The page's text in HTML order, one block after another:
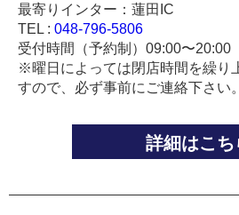
最寄りインター：蓮田IC
TEL : 048-796-5806
受付時間（予約制）09:00〜20:00
※曜日によっては閉店時間を繰り
すので、必ず事前にご連絡下さい。
詳細はこち